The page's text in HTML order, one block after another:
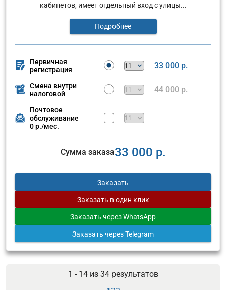
кабинетов, имеет отдельный вход с улицы...
Подробнее
Первичная
регистрация
33 000 р.
Смена внутри
налоговой
44 000 р.
Почтовое
обслуживание
0 р./мес.
Сумма заказа33 000 р.
Заказать
Заказать в один клик
Заказать через WhatsApp
Заказать через Telegram
1 - 14 из 34результатов